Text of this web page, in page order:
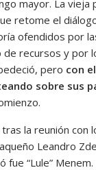
mayor. La vieja
retome el
ofendidos por
de recursos y por
pero con
sobre sus
la reunión con
Leandro
fue “Lule”